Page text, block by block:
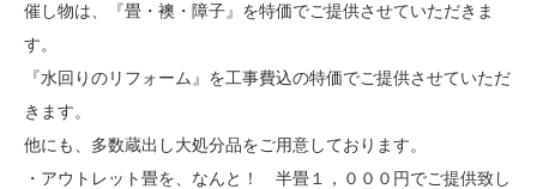
催し物は、『畳・襖・障子』を特価でご提供させていただきま
す。
『水回りのリフォーム』を工事費込の特価でご提供させていただ
きます。
他にも、多数蔵出し大処分品をご用意しております。
・アウトレット畳を、なんと！ 半畳１，０００円でご提供致し